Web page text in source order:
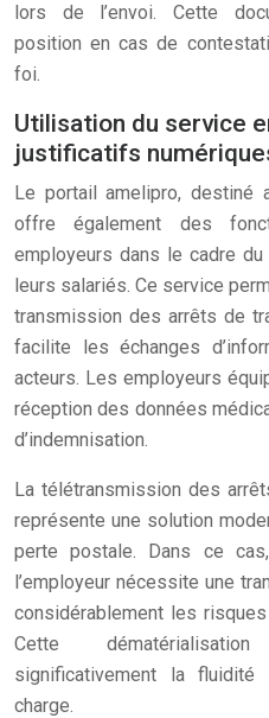
lors de l’envoi. Cette
position en cas de
foi.
Utilisation du service
justificatifs
Le portail amelipro, destiné
offre également des
employeurs dans le cadre
leurs salariés. Ce service
transmission des arrêts de
facilite les échanges
acteurs. Les employeurs
réception des données
d’indemnisation.
La télétransmission des
représente une solution
perte postale. Dans ce
l’employeur nécessite une
considérablement les
Cette
significativement la
charge.